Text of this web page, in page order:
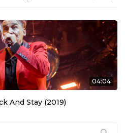
04:04
And Stay (2019)